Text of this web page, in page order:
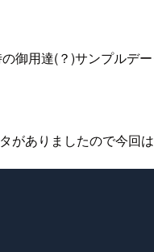
用達(？)サンプルデ
ありましたので今回